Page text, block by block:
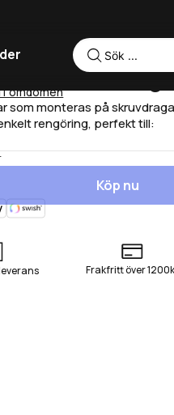
till
omdömen
som monteras på
rengöring, perfekt till:
Köp nu
Frakfritt över